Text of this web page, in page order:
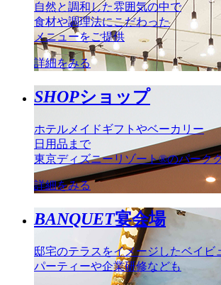
自然と調和した雰囲気の中で
食材や調理法にこだわった
メニューをご提供
詳細をみる
SHOPショップ
ホテルメイドギフトやベーカリー
日用品まで
東京ディズニーリゾート®のパーク
詳細をみる
BANQUET宴会場
邸宅のテラスをイメージしたベイビ
パーティーや企業研修なども